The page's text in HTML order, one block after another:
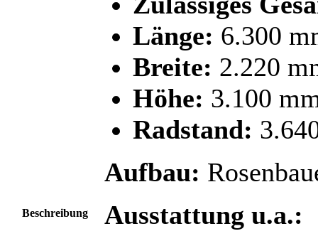
Beschreibung
Länge: 6.300
Breite: 2.220
Höhe: 3.100
Radstand:
Aufbau:
Ausstattung u.a.: